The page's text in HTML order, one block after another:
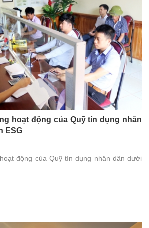
hoạt động của Quỹ tín dụng nhân
ESG
động của Quỹ tín dụng nhân dân dưới